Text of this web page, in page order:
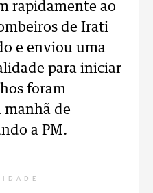
rapidamente ao
de Irati
e enviou uma
para iniciar
foram
manhã de
a PM.